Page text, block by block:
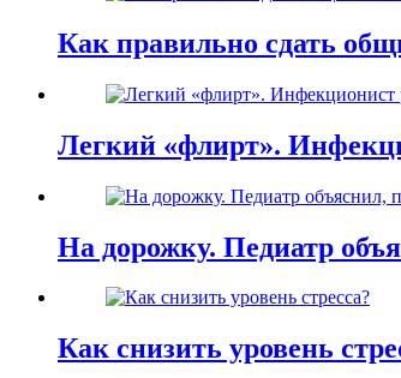
Как правильно сдать
Легкий «флирт».
На дорожку. Педиатр
Как снизить уровень